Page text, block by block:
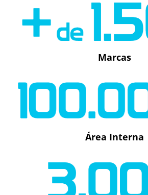
Marcas
Área Interna